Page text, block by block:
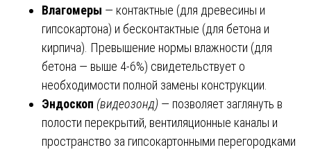
Влагомеры — контактные (для древесины и
гипсокартона) и бесконтактные (для бетона и
кирпича). Превышение нормы влажности (для
бетона — выше 4-6%) свидетельствует о
необходимости полной замены конструкции.
Эндоскоп (видеозонд) — позволяет заглянуть в
полости перекрытий, вентиляционные каналы и
пространство за гипсокартонными перегородками